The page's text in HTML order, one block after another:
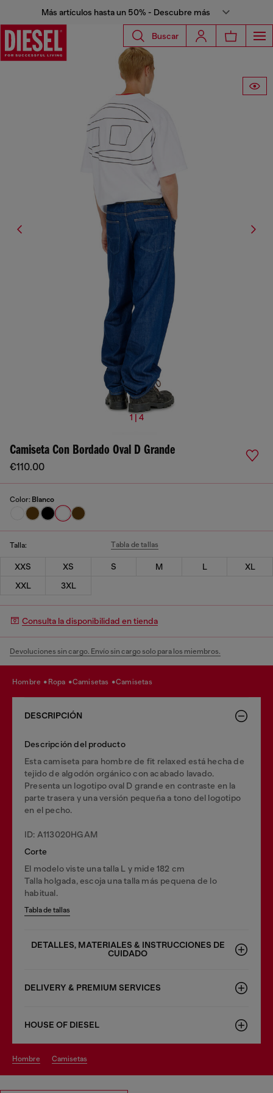
Más artículos hasta un 50% - Descubre más
Buscar
1 | 4
Camiseta Con Bordado Oval D Grande
€110.00
Color: Blanco
Talla: Tabla de tallas
XXS XS S M L
XL
XXL
3XL
Consulta la disponibilidad en tienda
Devoluciones sin cargo. Envío sin cargo solo para los miembros.
hombre ropa camisetas camisetas
DESCRIPCIÓN
Descripción del producto
Esta camiseta para hombre de fit relaxed está hecha de
tejido de algodón orgánico con acabado lavado.
Presenta un logotipo oval D grande en contraste en la
parte trasera y una versión pequeña a tono del logotipo
en el pecho.
ID: A113020HGAM
Corte
El modelo viste una talla L y mide 182 cm
Talla holgada, escoja una talla más pequena de lo
habitual.
Tabla de tallas
DETALLES, MATERIALES & INSTRUCCIONES DE
CUIDADO
DELIVERY & PREMIUM SERVICES
HOUSE OF DIESEL
hombre camisetas